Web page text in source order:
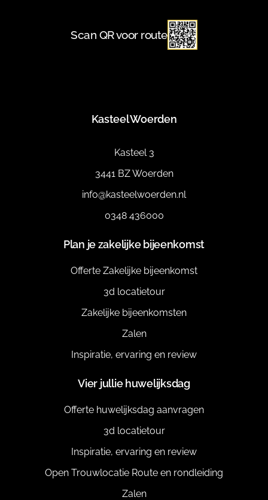
Scan QR voor route
Kasteel Woerden
Kasteel 3
3441 BZ Woerden
info@kasteelwoerden.nl
0348 436000
Plan je zakelijke bijeenkomst
Offerte Zakelijke bijeenkomst
3d locatietour
Zakelijke bijeenkomsten
Zalen
Inspiratie, ervaring en review
Vier jullie huwelijksdag
Offerte huwelijksdag aanvragen
3d locatietour
Inspiratie, ervaring en review
Open Trouwlocatie Route en rondleiding
Zalen